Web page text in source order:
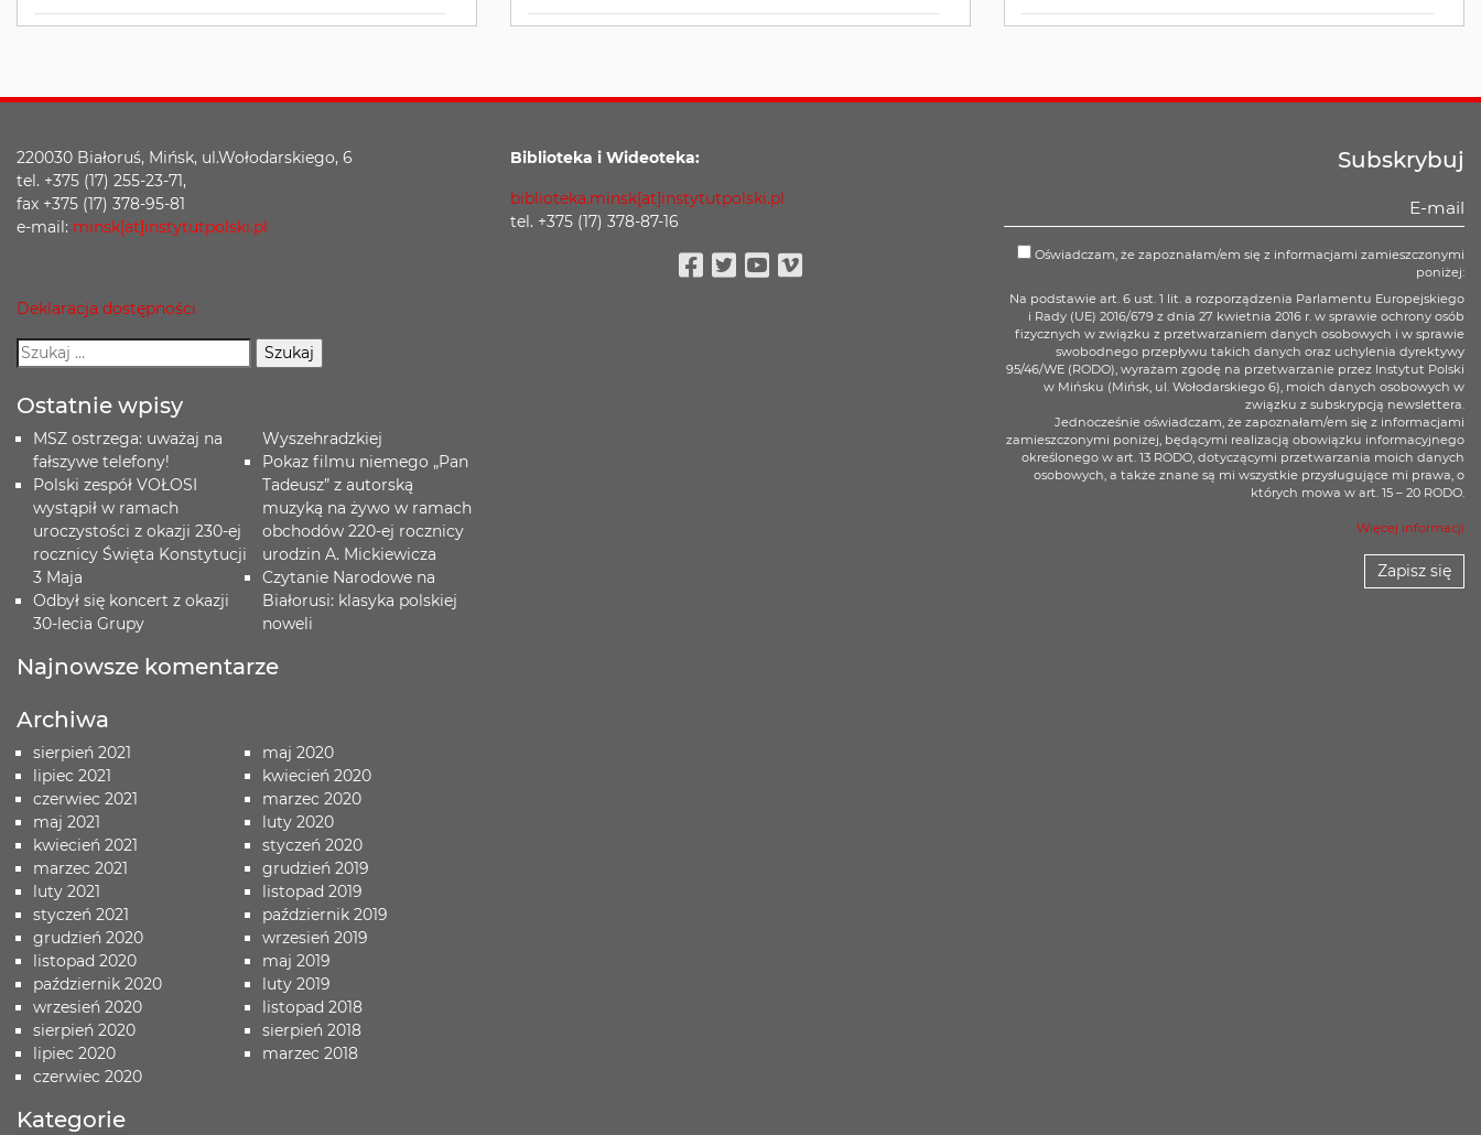
220030 Białoruś, Mińsk, ul.Wołodarskiego, 6
tel. +375 (17) 255-23-71,
fax +375 (17) 378-95-81
e-mail: minsk[at]instytutpolski.pl
Deklaracja dostępności
Ostatnie wpisy
MSZ ostrzega: uważaj na
fałszywe telefony!
Polski zespół VOŁOSI
wystąpił w ramach
uroczystości z okazji 230-ej
rocznicy Święta Konstytucji
3 Maja
Odbył się koncert z okazji
30-lecia Grupy
Wyszehradzkiej
Pokaz filmu niemego „Pan
Tadeusz” z autorską
muzyką na żywo w ramach
obchodów 220-ej rocznicy
urodzin A. Mickiewicza
Czytanie Narodowe na
Białorusi: klasyka polskiej
noweli
Najnowsze komentarze
Archiwa
sierpień 2021
lipiec 2021
czerwiec 2021
maj 2021
kwiecień 2021
marzec 2021
luty 2021
styczeń 2021
grudzień 2020
listopad 2020
październik 2020
wrzesień 2020
sierpień 2020
lipiec 2020
czerwiec 2020
maj 2020
kwiecień 2020
marzec 2020
luty 2020
styczeń 2020
grudzień 2019
listopad 2019
październik 2019
wrzesień 2019
maj 2019
luty 2019
listopad 2018
sierpień 2018
marzec 2018
Kategorie
Biblioteka i Wideoteka:
biblioteka.minsk[at]instytutpolski.pl
tel. +375 (17) 378-87-16
Subskrybuj
Oświadczam, że zapoznałam/em się z informacjami zamieszczonymi
poniżej:
Na podstawie art. 6 ust. 1 lit. a rozporządzenia Parlamentu Europejskiego
i Rady (UE) 2016/679 z dnia 27 kwietnia 2016 r. w sprawie ochrony osób
fizycznych w związku z przetwarzaniem danych osobowych i w sprawie
swobodnego przepływu takich danych oraz uchylenia dyrektywy
95/46/WE (RODO), wyrażam zgodę na przetwarzanie przez Instytut Polski
w Mińsku (Mińsk, ul. Wołodarskiego 6), moich danych osobowych w
związku z subskrypcją newslettera.
Jednocześnie oświadczam, że zapoznałam/em się z informacjami
zamieszczonymi poniżej, będącymi realizacją obowiązku informacyjnego
określonego w art. 13 RODO, dotyczącymi przetwarzania moich danych
osobowych, a także znane są mi wszystkie przysługujące mi prawa, o
których mowa w art. 15 – 20 RODO.
Więcej informacji
Zapisz się